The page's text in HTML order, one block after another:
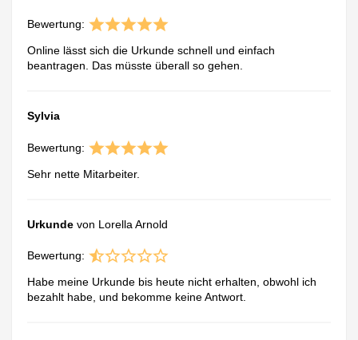
Bewertung:
Online lässt sich die Urkunde schnell und einfach
beantragen. Das müsste überall so gehen.
Sylvia
Bewertung:
Sehr nette Mitarbeiter.
Urkunde von Lorella Arnold
Bewertung:
Habe meine Urkunde bis heute nicht erhalten, obwohl ich
bezahlt habe, und bekomme keine Antwort.